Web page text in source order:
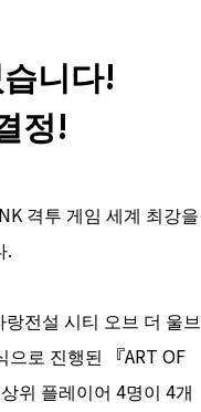
맵 프라이버시 정책
니다!
정!
격투 게임 세계 최강을
.
전설 시티 오브 더 울브
으로 진행된 『ART OF
위 플레이어 4명이 4개